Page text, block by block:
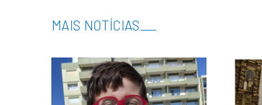
MAIS NOTÍCIAS